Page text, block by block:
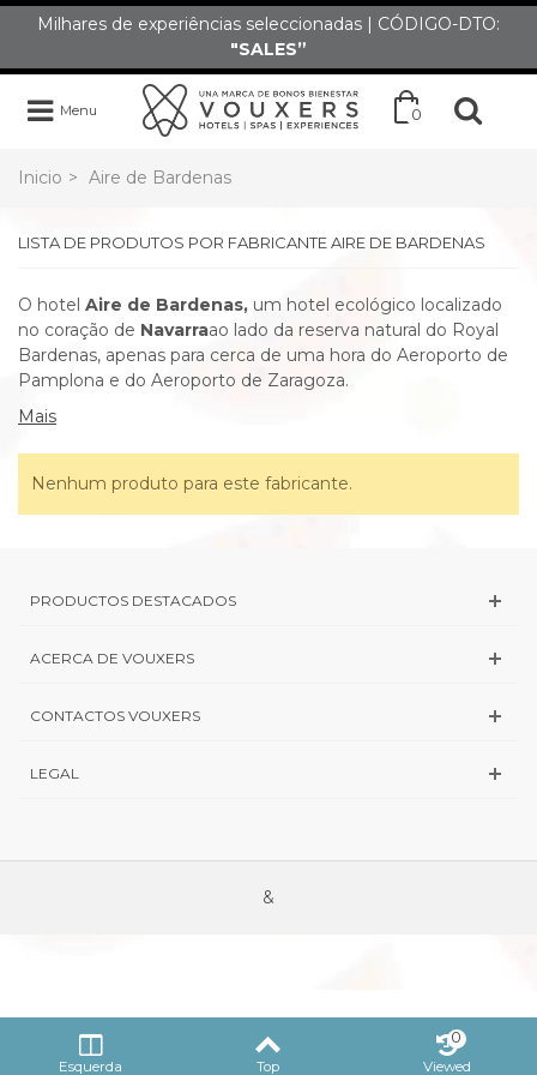
Milhares de experiências seleccionadas | CÓDIGO-DTO:
"SALES”
Menu 0
Inicio > Aire de Bardenas
LISTA DE PRODUTOS POR FABRICANTE AIRE DE BARDENAS
O hotel Aire de Bardenas, um hotel ecológico localizado
no coração de Navarraao lado da reserva natural do Royal
Bardenas, apenas para cerca de uma hora do Aeroporto de
Pamplona e do Aeroporto de Zaragoza.
Mais
Nenhum produto para este fabricante.
PRODUCTOS DESTACADOS
ACERCA DE VOUXERS
CONTACTOS VOUXERS
LEGAL
&
Esquerda Top Viewed
0